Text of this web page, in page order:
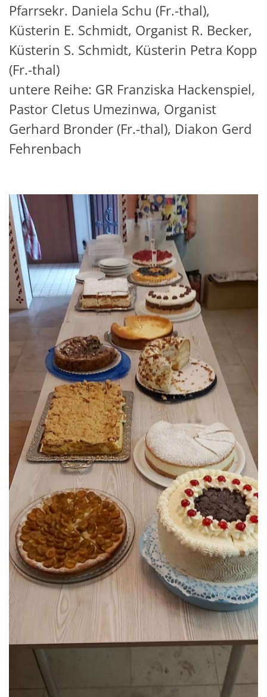
Pfarrsekr. Daniela Schu (Fr.-thal),
Küsterin E. Schmidt, Organist R. Becker,
Küsterin S. Schmidt, Küsterin Petra Kopp
(Fr.-thal)
untere Reihe: GR Franziska Hackenspiel,
Pastor Cletus Umezinwa, Organist
Gerhard Bronder (Fr.-thal), Diakon Gerd
Fehrenbach